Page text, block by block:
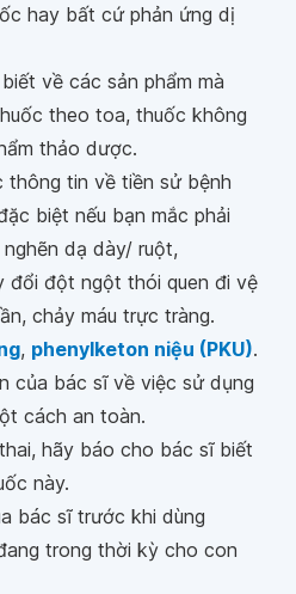
hay bất cứ phản ứng dị
về các sản phẩm mà
theo toa, thuốc không
thảo dược.
thông tin về tiền sử bệnh
biệt nếu bạn mắc phải
dạ dày/ ruột,
đổi đột ngột thói quen đi vệ
chảy máu trực tràng.
, phenylketon niệu (PKU).
của bác sĩ về việc sử dụng
cách an toàn.
hãy báo cho bác sĩ biết
này.
bác sĩ trước khi dùng
trong thời kỳ cho con